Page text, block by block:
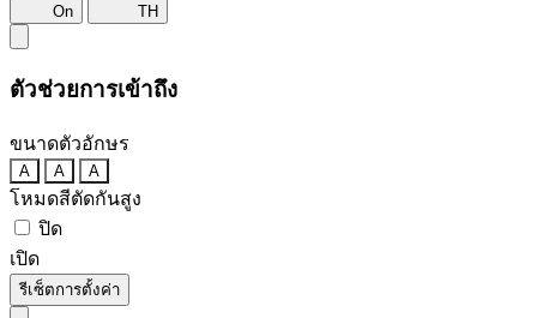
On TH
ตัวช่วยการเข้าถึง
ขนาดตัวอักษร
A A A
โหมดสีตัดกันสูง
ปิด
เปิด
รีเซ็ตการตั้งค่า